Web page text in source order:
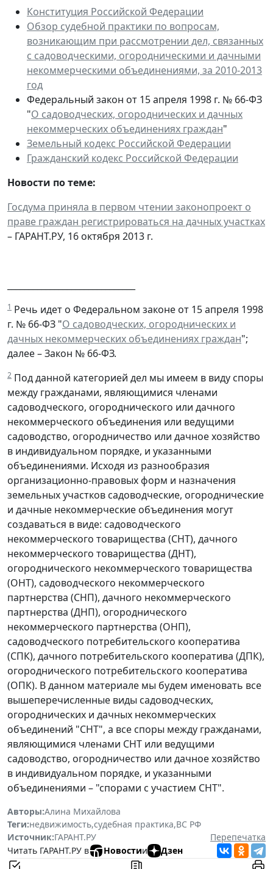
Конституция Российской Федерации
Обзор судебной практики по вопросам,
возникающим при рассмотрении дел, связанных
с садоводческими, огородническими и дачными
некоммерческими объединениями, за 2010-2013
год
Федеральный закон от 15 апреля 1998 г. № 66-ФЗ
"О садоводческих, огороднических и дачных
некоммерческих объединениях граждан"
Земельный кодекс Российской Федерации
Гражданский кодекс Российской Федерации
Новости по теме:
Госдума приняла в первом чтении законопроект о
праве граждан регистрироваться на дачных участках
– ГАРАНТ.РУ, 16 октября 2013 г.
1 Речь идет о Федеральном законе от 15 апреля 1998
г. № 66-ФЗ "О садоводческих, огороднических и
дачных некоммерческих объединениях граждан";
далее – Закон № 66-ФЗ.
2 Под данной категорией дел мы имеем в виду споры
между гражданами, являющимися членами
садоводческого, огороднического или дачного
некоммерческого объединения или ведущими
садоводство, огородничество или дачное хозяйство
в индивидуальном порядке, и указанными
объединениями. Исходя из разнообразия
организационно-правовых форм и назначения
земельных участков садоводческие, огороднические
и дачные некоммерческие объединения могут
создаваться в виде: садоводческого
некоммерческого товарищества (СНТ), дачного
некоммерческого товарищества (ДНТ),
огороднического некоммерческого товарищества
(ОНТ), садоводческого некоммерческого
партнерства (СНП), дачного некоммерческого
партнерства (ДНП), огороднического
некоммерческого партнерства (ОНП),
садоводческого потребительского кооператива
(СПК), дачного потребительского кооператива (ДПК),
огороднического потребительского кооператива
(ОПК). В данном материале мы будем именовать все
вышеперечисленные виды садоводческих,
огороднических и дачных некоммерческих
объединений "СНТ", а все споры между гражданами,
являющимися членами СНТ или ведущими
садоводство, огородничество или дачное хозяйство
в индивидуальном порядке, и указанными
объединениями – "спорами с участием СНТ".
Авторы:Алина Михайлова
Теги:недвижимость,судебная практика,ВС РФ
Источник:ГАРАНТ.РУ
Перепечатка
Читать ГАРАНТ.РУ в
Новостии Дзен